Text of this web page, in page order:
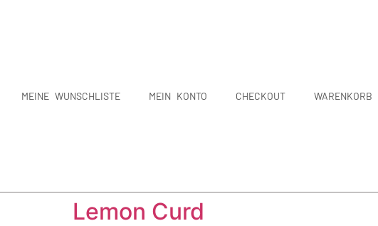
MEINE WUNSCHLISTE MEIN KONTO CHECKOUT WARENKORB
Lemon Curd